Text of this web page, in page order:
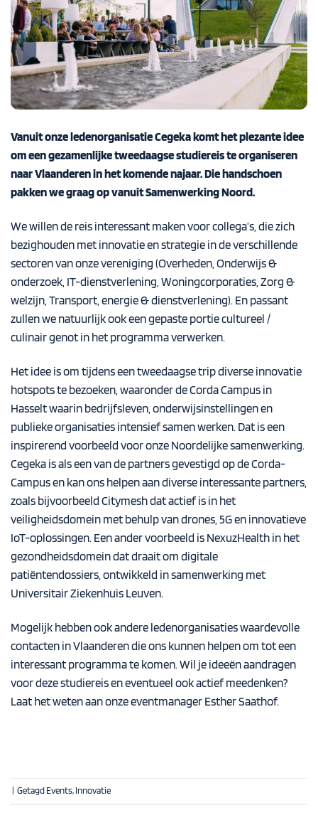
Vanuit onze ledenorganisatie Cegeka komt het plezante idee
om een gezamenlijke tweedaagse studiereis te organiseren
naar Vlaanderen in het komende najaar. Die handschoen
pakken we graag op vanuit Samenwerking Noord.
We willen de reis interessant maken voor collega’s, die zich
bezighouden met innovatie en strategie in de verschillende
sectoren van onze vereniging (Overheden, Onderwijs &
onderzoek, IT-dienstverlening, Woningcorporaties, Zorg &
welzijn, Transport, energie & dienstverlening). En passant
zullen we natuurlijk ook een gepaste portie cultureel /
culinair genot in het programma verwerken.
Het idee is om tijdens een tweedaagse trip diverse innovatie
hotspots te bezoeken, waaronder deCorda Campus in
Hasselt waarin bedrijfsleven, onderwijsinstellingen en
publieke organisaties intensief samen werken. Dat is een
inspirerend voorbeeld voor onze Noordelijke samenwerking.
Cegeka is als een van de partners gevestigd op de Corda-
Campus en kan ons helpen aan diverse interessante partners,
zoals bijvoorbeeld Citymeshdat actief is in het
veiligheidsdomein met behulp van drones, 5G en innovatieve
IoT-oplossingen. Een ander voorbeeld is NexuzHealth in het
gezondheidsdomein dat draait om digitale
patiëntendossiers, ontwikkeld in samenwerking met
Universitair Ziekenhuis Leuven.
Mogelijk hebben ook andere ledenorganisaties waardevolle
contacten in Vlaanderen die ons kunnen helpen om tot een
interessant programma te komen. Wil je ideeën aandragen
voor deze studiereis en eventueel ook actief meedenken?
Laat het weten aan onze eventmanager Esther Saathof.
| GetagdEvents,Innovatie